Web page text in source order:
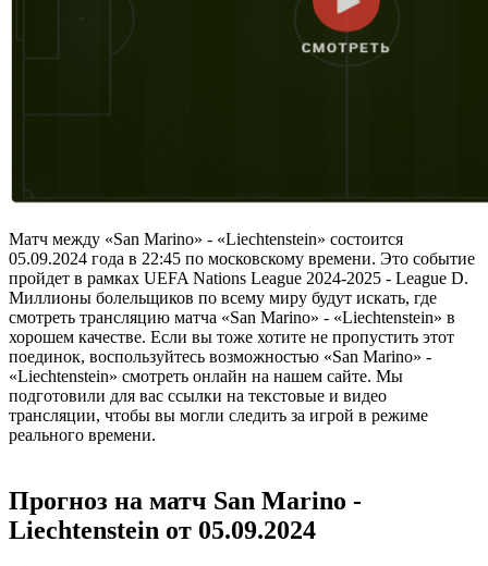
Матч между «San Marino» - «Liechtenstein» состоится
05.09.2024 года в 22:45 по московскому времени. Это событие
пройдет в рамках UEFA Nations League 2024-2025 - League D.
Миллионы болельщиков по всему миру будут искать, где
смотреть трансляцию матча «San Marino» - «Liechtenstein» в
хорошем качестве. Если вы тоже хотите не пропустить этот
поединок, воспользуйтесь возможностью «San Marino» -
«Liechtenstein» смотреть онлайн на нашем сайте. Мы
подготовили для вас ссылки на текстовые и видео
трансляции, чтобы вы могли следить за игрой в режиме
реального времени.
Прогноз на матч San Marino -
Liechtenstein от 05.09.2024